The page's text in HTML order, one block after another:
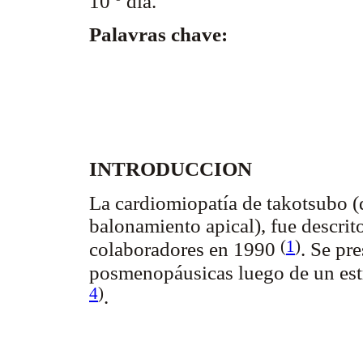
Palavras chave:
INTRODUCCION
La cardiomiopatía de takotsubo
balonamiento apical), fue
colaboradores en 1990 (1). Se
posmenopáusicas luego de un
4).